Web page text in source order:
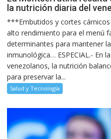
la nutrición diaria del
***Embutidos y cortes
alto rendimiento para el menú
determinantes para mantener
inmunológica… ESPECIAL.- En
venezolanos, la nutrición
para preservar la...
Salud y Tecnología